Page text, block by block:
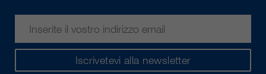
Iscrivetevi alla newsletter